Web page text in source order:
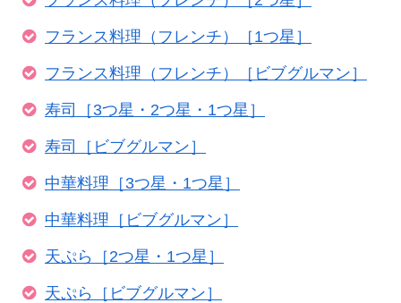
フランス料理（フレンチ）［1つ星］
フランス料理（フレンチ）［ビブグルマン］
寿司［3つ星・2つ星・1つ星］
寿司［ビブグルマン］
中華料理［3つ星・1つ星］
中華料理［ビブグルマン］
天ぷら［2つ星・1つ星］
天ぷら［ビブグルマン］